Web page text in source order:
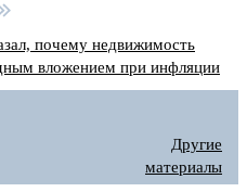
почему недвижимость
вложением при инфляции
Другие
материалы